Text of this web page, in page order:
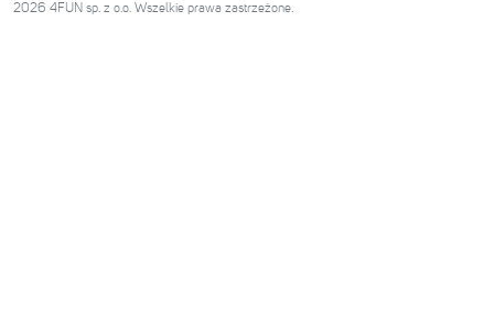
2026 4FUN sp. z o.o. Wszelkie prawa zastrzeżone.